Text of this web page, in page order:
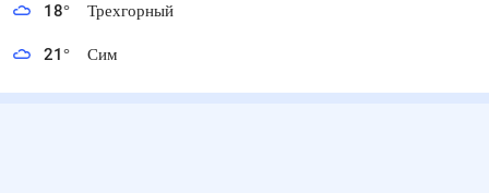
18° Трехгорный
21° Сим